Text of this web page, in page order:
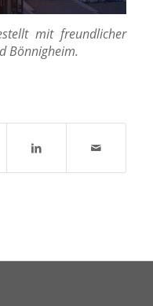
mit freundlicher
Bönnigheim.